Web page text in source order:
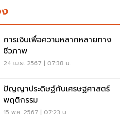
การเงินเพื่อความหลากหลายทาง
ชีวภาพ
24 เม.ย. 2567 | 07:38 น.
ปัญญาประดิษฐ์กับเศรษฐศาสตร์
พฤติกรรม
15 พ.ค. 2567 | 07:23 น.